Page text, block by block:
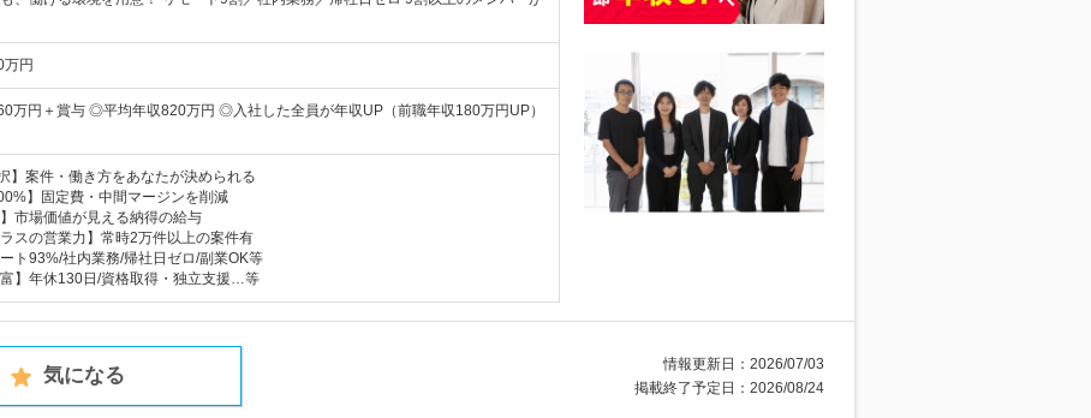
円
万円＋賞与 ◎平均年収820万円 ◎入社した全員が年収UP（前職年収180万円UP）
】案件・働き方をあなたが決められる
】固定費・中間マージンを削減
】市場価値が見える納得の給与
ラスの営業力】常時2万件以上の案件有
ート93%/社内業務/帰社日ゼロ/副業OK等
富】年休130日/資格取得・独立支援…等
気になる
情報更新日：2026/07/03
掲載終了予定日：2026/08/24